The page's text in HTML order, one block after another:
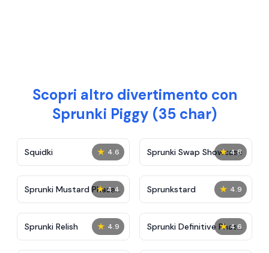
Scopri altro divertimento con
Sprunki Piggy (35 char)
★ 4.6
Squidki ★ 4.8
Sprunki Swap Showcase
★ 4.4
Sprunki Mustard Phase
2
★ 4.9
Sprunkstard
★ 4.9
Sprunki Relish ★ 4.6
Sprunki Definitive Phase
7